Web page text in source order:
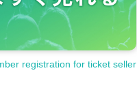
registration for ticket seller